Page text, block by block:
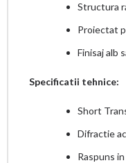
Structura
Proiectat
Finisaj alb
Specificatii tehnice:
Short
Difractie
Raspuns